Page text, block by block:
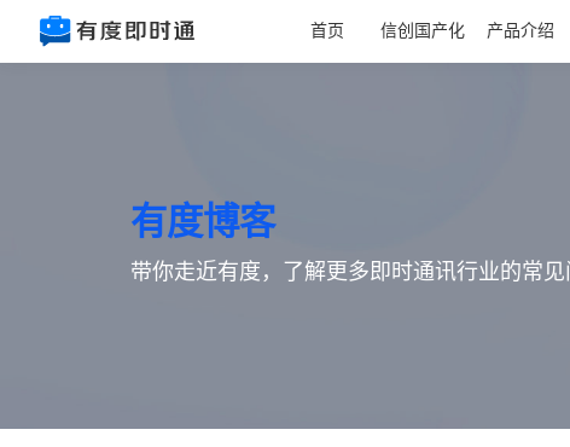
首页 信创国产化 产品介绍
有度博客
带你走近有度，了解更多即时通讯行业的常见